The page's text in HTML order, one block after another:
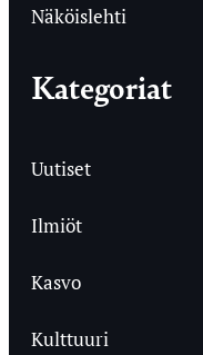
Näköislehti
Kategoriat
Uutiset
Ilmiöt
Kasvo
Kulttuuri